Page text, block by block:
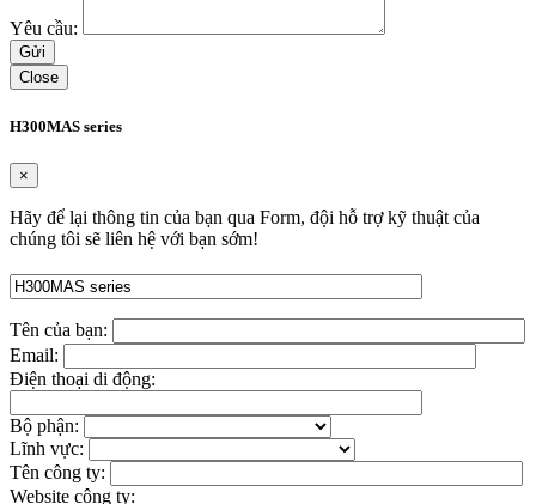
Yêu cầu:
Close
H300MAS series
×
Hãy để lại thông tin của bạn qua Form, đội hỗ trợ kỹ thuật của
chúng tôi sẽ liên hệ với bạn sớm!
Tên của bạn:
Email:
Điện thoại di động:
Bộ phận:
Lĩnh vực:
Tên công ty:
Website công ty: